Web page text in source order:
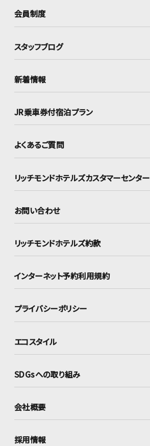
会員制度
スタッフブログ
新着情報
JR乗車券付宿泊プラン
よくあるご質問
リッチモンドホテルズカスタマーセンター
お問い合わせ
リッチモンドホテルズ約款
インターネット予約利用規約
プライバシーポリシー
エコスタイル
SDGsへの取り組み
会社概要
採用情報